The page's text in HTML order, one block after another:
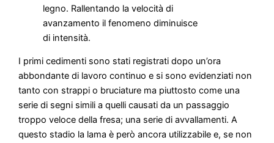
legno. Rallentando la velocità di
avanzamento il fenomeno diminuisce
di intensità.
I primi cedimenti sono stati registrati dopo un’ora
abbondante di lavoro continuo e si sono evidenziati non
tanto con strappi o bruciature ma piuttosto come una
serie di segni simili a quelli causati da un passaggio
troppo veloce della fresa; una serie di avvallamenti. A
questo stadio la lama è però ancora utilizzabile e, se non